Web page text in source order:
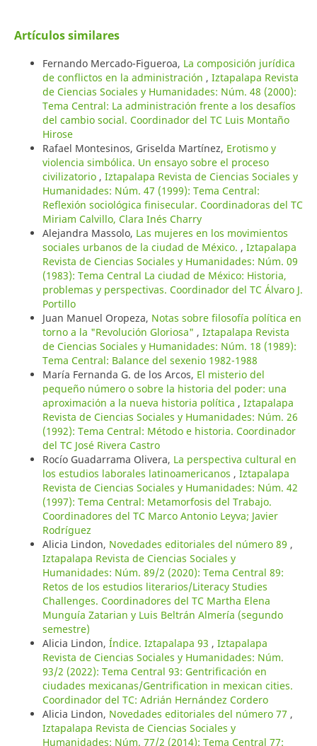
Artículos similares
Fernando Mercado-Figueroa, La composición jurídica
de conflictos en la administración , Iztapalapa Revista
de Ciencias Sociales y Humanidades: Núm. 48 (2000):
Tema Central: La administración frente a los desafíos
del cambio social. Coordinador del TC Luis Montaño
Hirose
Rafael Montesinos, Griselda Martínez, Erotismo y
violencia simbólica. Un ensayo sobre el proceso
civilizatorio , Iztapalapa Revista de Ciencias Sociales y
Humanidades: Núm. 47 (1999): Tema Central:
Reflexión sociológica finisecular. Coordinadoras del TC
Miriam Calvillo, Clara Inés Charry
Alejandra Massolo, Las mujeres en los movimientos
sociales urbanos de la ciudad de México. , Iztapalapa
Revista de Ciencias Sociales y Humanidades: Núm. 09
(1983): Tema Central La ciudad de México: Historia,
problemas y perspectivas. Coordinador del TC Álvaro J.
Portillo
Juan Manuel Oropeza, Notas sobre filosofía política en
torno a la "Revolución Gloriosa" , Iztapalapa Revista
de Ciencias Sociales y Humanidades: Núm. 18 (1989):
Tema Central: Balance del sexenio 1982-1988
María Fernanda G. de los Arcos, El misterio del
pequeño número o sobre la historia del poder: una
aproximación a la nueva historia política , Iztapalapa
Revista de Ciencias Sociales y Humanidades: Núm. 26
(1992): Tema Central: Método e historia. Coordinador
del TC José Rivera Castro
Rocío Guadarrama Olivera, La perspectiva cultural en
los estudios laborales latinoamericanos , Iztapalapa
Revista de Ciencias Sociales y Humanidades: Núm. 42
(1997): Tema Central: Metamorfosis del Trabajo.
Coordinadores del TC Marco Antonio Leyva; Javier
Rodríguez
Alicia Lindon, Novedades editoriales del número 89 ,
Iztapalapa Revista de Ciencias Sociales y
Humanidades: Núm. 89/2 (2020): Tema Central 89:
Retos de los estudios literarios/Literacy Studies
Challenges. Coordinadores del TC Martha Elena
Munguía Zatarian y Luis Beltrán Almería (segundo
semestre)
Alicia Lindon, Índice. Iztapalapa 93 , Iztapalapa
Revista de Ciencias Sociales y Humanidades: Núm.
93/2 (2022): Tema Central 93: Gentrificación en
ciudades mexicanas/Gentrification in mexican cities.
Coordinador del TC: Adrián Hernández Cordero
Alicia Lindon, Novedades editoriales del número 77 ,
Iztapalapa Revista de Ciencias Sociales y
Humanidades: Núm. 77/2 (2014): Tema Central 77: